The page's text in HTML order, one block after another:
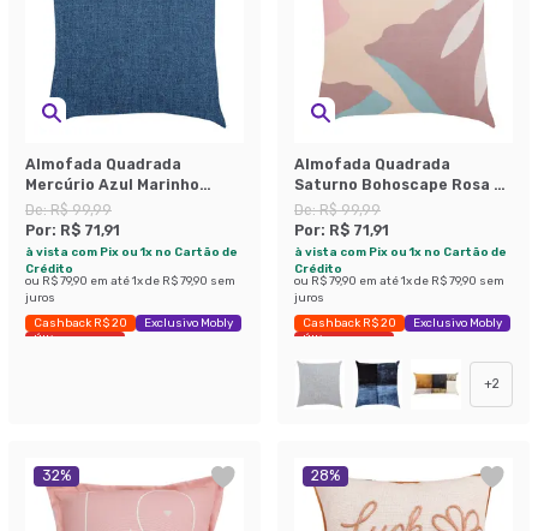
Almofada Quadrada
Mercúrio Azul Marinho
43x43 cm
De:R$ 99,99
Por: R$ 71,91
à vista com Pix ou 1x no Cartão de
Crédito
ou R$ 79,90 em até1x de R$ 79,90 sem
juros
Cashback R$ 20
Exclusivo Mobly
Últimas peças
Almofada Quadrada
Saturno Bohoscape Rosa e
Azul 43x43 cm
De:R$ 99,99
Por: R$ 71,91
à vista com Pix ou 1x no Cartão de
Crédito
ou R$ 79,90 em até1x de R$ 79,90 sem
juros
Cashback R$ 20
Exclusivo Mobly
Últimas peças
+2
32% 28%